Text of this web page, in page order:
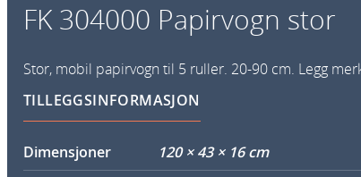
FK 304000 Papirvogn stor
Stor, mobil papirvogn til 5 ruller. 20-90 cm. Legg
TILLEGGSINFORMASJON
Dimensjoner 120 × 43 × 16 cm